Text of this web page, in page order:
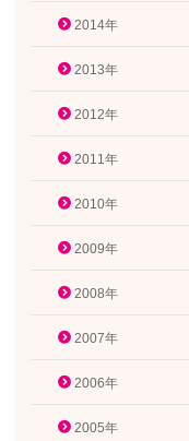
2014年
2013年
2012年
2011年
2010年
2009年
2008年
2007年
2006年
2005年